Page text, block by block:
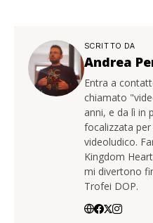
SCRITTO DA
Andrea
Entra a
chiamato
anni, e da lì in
focalizzata
videoludico.
Kingdom
mi divertono
Trofei DOP.